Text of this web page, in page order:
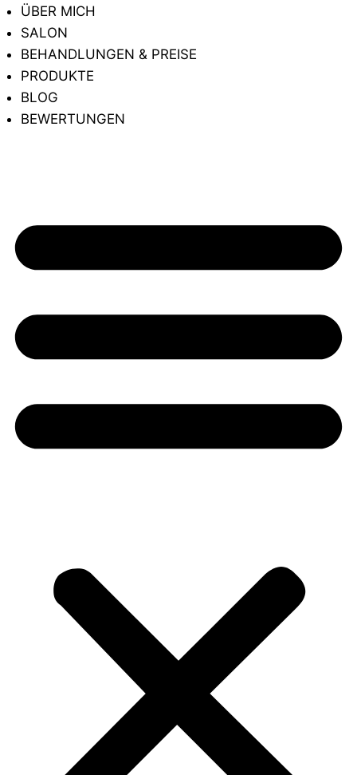
ÜBER MICH
SALON
BEHANDLUNGEN & PREISE
PRODUKTE
BLOG
BEWERTUNGEN